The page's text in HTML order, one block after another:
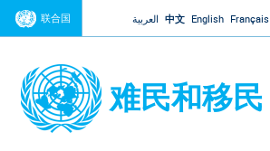
Jump to navigation
联合国 العربية 中文 English Français
难民和移民